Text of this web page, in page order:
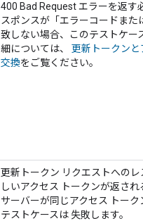
400 Bad Request エラーを返す
スポンスが「エラーコードまた
致しない場合、このテストケー
細については、
更新トークンと
交換をご覧ください。
更新トークン リクエストへの
しいアクセス トークンが返され
サーバーが同じアクセス トーク
テストケースは 失敗します。